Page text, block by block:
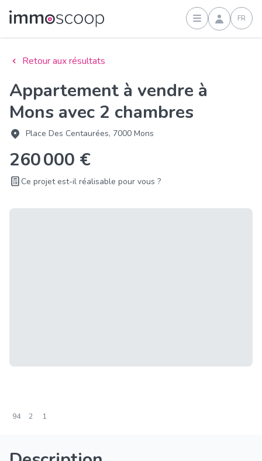
Connexion
FR
Retour aux résultats
Appartement à vendre à
Mons avec 2 chambres
Place Des Centaurées, 7000 Mons
260 000 €
Ce projet est-il réalisable pour vous ?
94 2 1